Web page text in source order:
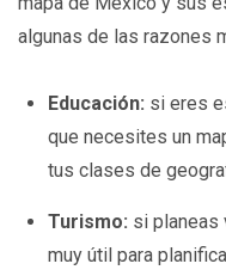
algunas de las razones
Educación: si eres
que necesites un
tus clases de
Turismo: si planeas
muy útil para